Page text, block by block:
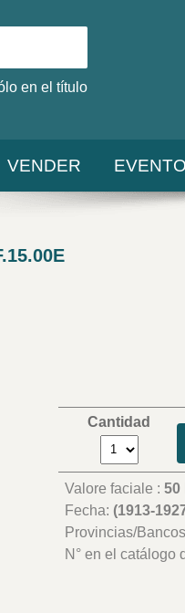
en el título
VENDER
Cantidad
Valore faciale :50
Fecha: (1913-
Provincias/Bancos
N° en el catálogo